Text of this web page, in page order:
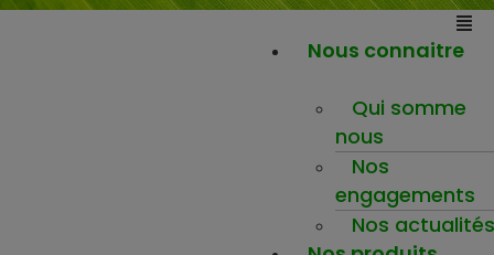
Nous connaitre
Qui somme
nous
Nos
engagements
Nos actualités